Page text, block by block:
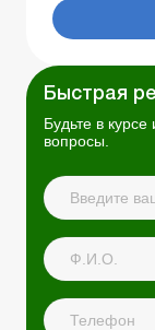
Быстрая
Будьте в
вопросы.